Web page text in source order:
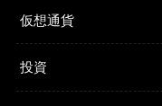
仮想通貨
投資